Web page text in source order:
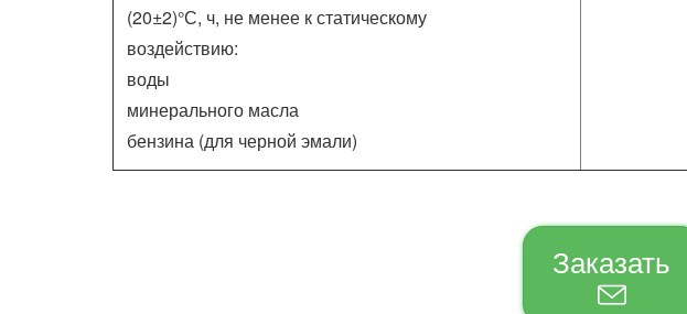
(20±2)°С, ч, не менее к статическому
воздействию:
воды
минерального масла
бензина (для черной эмали)
Заказать